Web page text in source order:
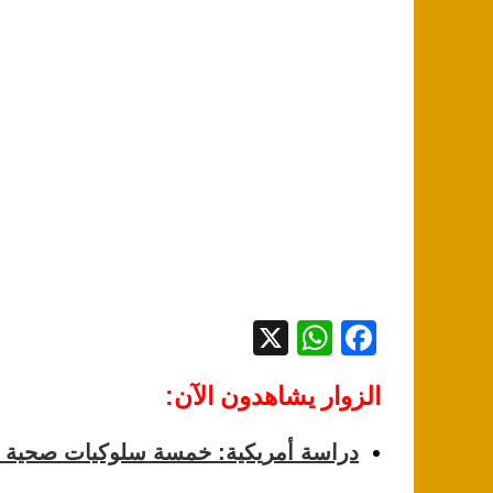
F
c
e
b
W
at
s
الزوار يشاهدون الآن:
دراسة أمريكية: خمسة سلوكيات صحية